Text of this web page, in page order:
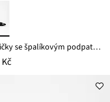
Lodičky se špalíkovým podpatkem